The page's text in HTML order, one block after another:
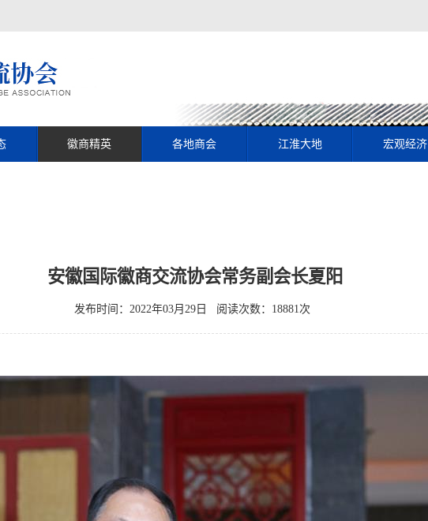
徽商精英 各地商会 江淮大地 宏观经济
安徽国际徽商交流协会常务副会长夏阳
发布时间：2022年03月29日 阅读次数：18881次